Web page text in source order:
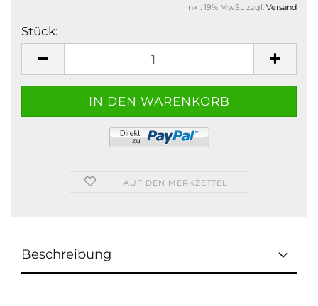
inkl. 19% MwSt. zzgl. Versand
Stück:
AUF DEN MERKZETTEL
Beschreibung